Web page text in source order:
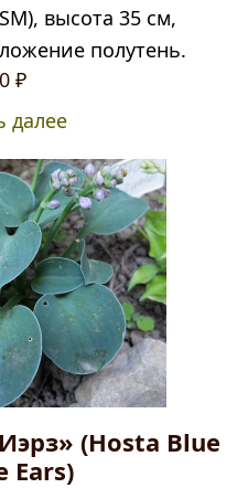
высота 35 см,
полутень.
₽
далее
(Hosta Blue
Ears)